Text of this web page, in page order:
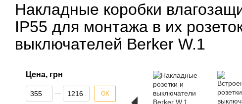
Накладные коробки
IP55 для монтажа в их
выключателей Berker W.1
Цена, грн
От Цена, грн
До Цена, грн OK